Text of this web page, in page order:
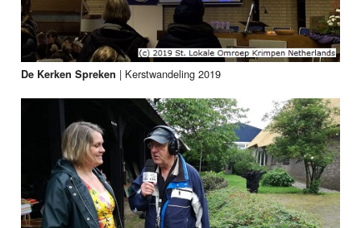
De Kerken Spreken | Kerstwandeling 2019